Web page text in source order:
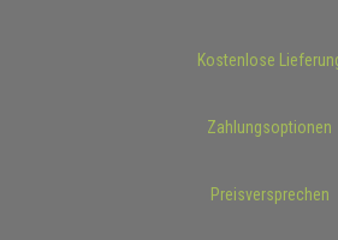
Kostenlose
Zahlungsoptionen
Preisversprechen